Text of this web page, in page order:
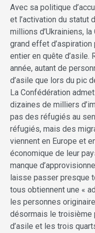
Avec sa politique
et l’activation du statut
millions d’Ukrainiens,
grand effet
entier en quête d’asile.
année, autant de
d’asile que lors du pic
La Confédération
dizaines de milliers
pas des réfugiés au
réfugiés, mais des
viennent en Europe et
économique de leur
manque
laisse passer presque
tous obtiennent une «
les personnes
désormais le troisième
d’asile et les trois